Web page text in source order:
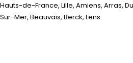
Hauts-de-France, Lille, Amiens, Arras,
Sur-Mer, Beauvais, Berck, Lens.